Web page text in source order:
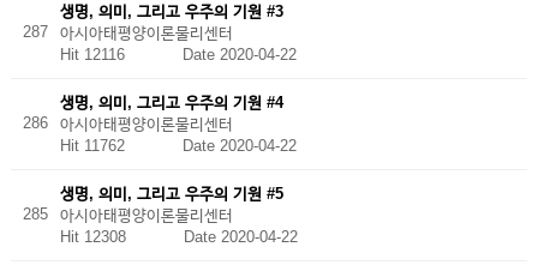
287
생명, 의미, 그리고 우주의 기원 #3
아시아태평양이론물리센터
Hit 12116 Date 2020-04-22
286
생명, 의미, 그리고 우주의 기원 #4
아시아태평양이론물리센터
Hit 11762 Date 2020-04-22
285
생명, 의미, 그리고 우주의 기원 #5
아시아태평양이론물리센터
Hit 12308 Date 2020-04-22